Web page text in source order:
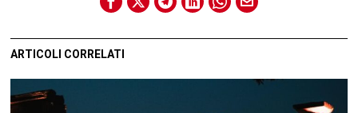
ARTICOLI CORRELATI